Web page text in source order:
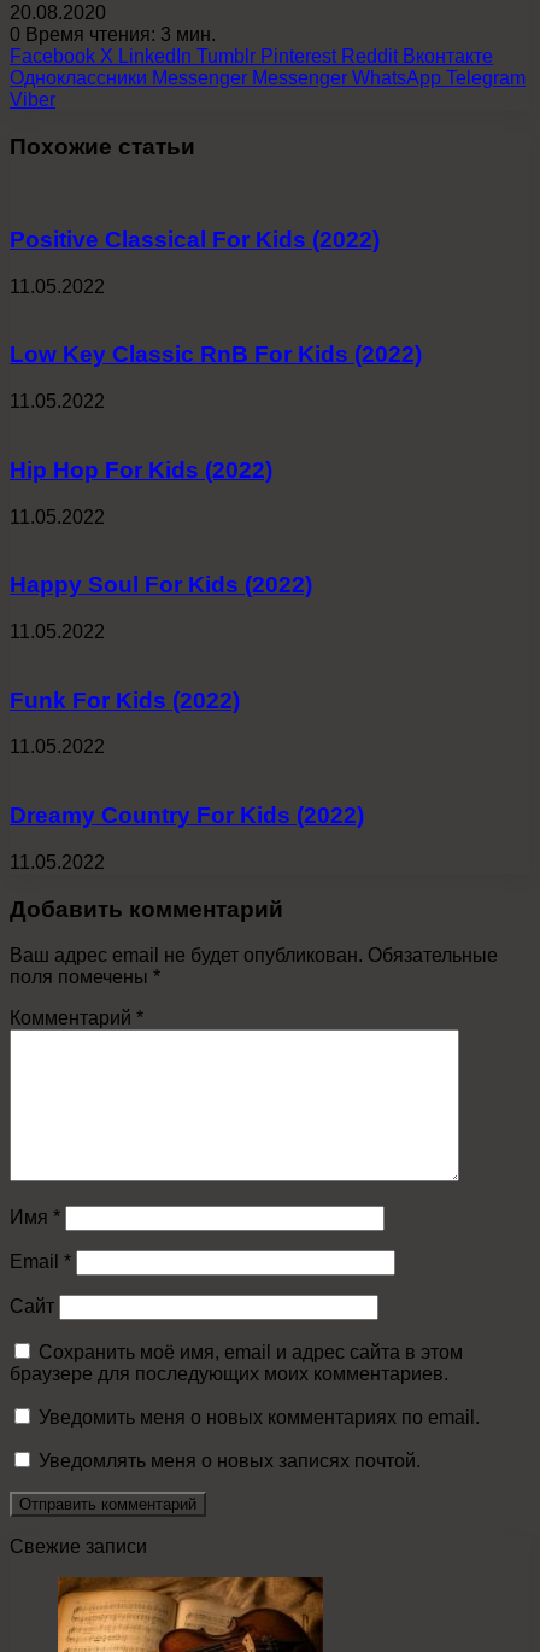
20.08.2020
0 Время чтения: 3 мин.
Facebook X LinkedIn Tumblr Pinterest Reddit Вконтакте
Одноклассники Messenger Messenger WhatsApp Telegram
Viber
Похожие статьи
Positive Classical For Kids (2022)
11.05.2022
Low Key Classic RnB For Kids (2022)
11.05.2022
Hip Hop For Kids (2022)
11.05.2022
Happy Soul For Kids (2022)
11.05.2022
Funk For Kids (2022)
11.05.2022
Dreamy Country For Kids (2022)
11.05.2022
Добавить комментарий
Ваш адрес email не будет опубликован. Обязательные
поля помечены *
Комментарий *
Имя *
Email *
Сайт
Сохранить моё имя, email и адрес сайта в этом
браузере для последующих моих комментариев.
Уведомить меня о новых комментариях по email.
Уведомлять меня о новых записях почтой.
Свежие записи